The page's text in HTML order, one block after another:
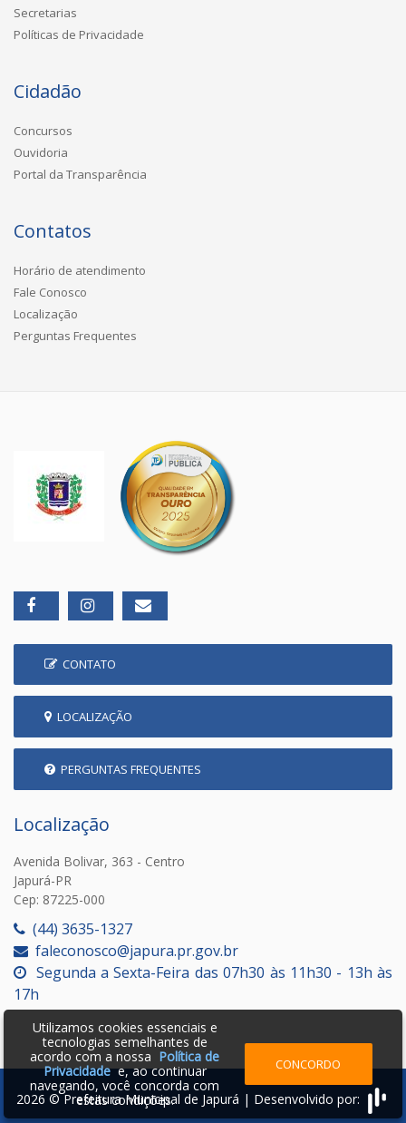
Secretarias
Políticas de Privacidade
Cidadão
Concursos
Ouvidoria
Portal da Transparência
Contatos
Horário de atendimento
Fale Conosco
Localização
Perguntas Frequentes
CONTATO
LOCALIZAÇÃO
PERGUNTAS FREQUENTES
Localização
Avenida Bolivar, 363 - Centro
Japurá-PR
Cep: 87225-000
(44) 3635-1327
faleconosco@japura.pr.gov.br
Segunda a Sexta-Feira das 07h30 às 11h30 - 13h às
17h
Utilizamos cookies essenciais e
tecnologias semelhantes de
acordo com a nossa Política de
Privacidadee, ao continuar
navegando, você concorda com
estas condições.
CONCORDO
2026 © Prefeitura Municipal de Japurá | Desenvolvido por: